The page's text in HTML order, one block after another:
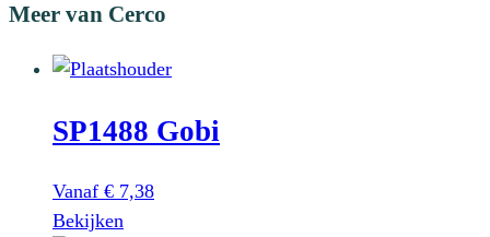
Meer van Cerco
SP1488 Gobi
Vanaf € 7,38
Bekijken